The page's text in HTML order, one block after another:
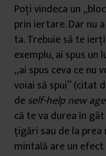
Poți vindeca un
prin iertare. Dar nu
ta. Trebuie să te
exemplu, ai spus un
„ai spus ceva ce nu
voiai să spui” (citat
deself-help new age
că te va durea în
țigări sau de la prea
mintală are un efect